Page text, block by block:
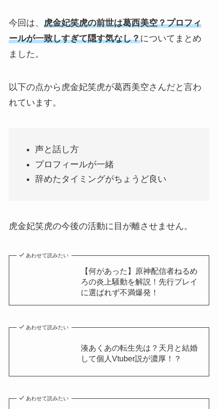
今回は、 虎金妃笑虎の前世は葛西美空？プロフィ
ールが一致しすぎて隠す気なし？についてまとめ
ました。
以下の点から虎金妃笑虎が葛西美空さんだと言わ
れています。
声と話し方
プロフィールが一緒
辞めたタイミングがちょうど良い
虎金妃笑虎の今後の活動に目が離させません。
あわせて読みたい
【何があった】原神配信者ねるめ
ろの炎上騒動を解説！先行プレイ
に選ばれず不満爆発！
あわせて読みたい
湊あくあの転生先は？天月と結婚
して個人Vtuber説が濃厚！？
あわせて読みたい